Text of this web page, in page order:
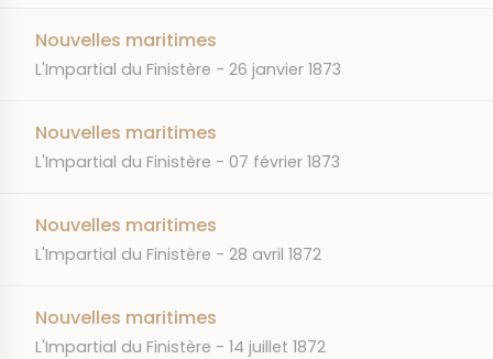
Nouvelles maritimes
JOURNAL
L'Impartial du Finistère DATE
26 janvier 1873
Nouvelles maritimes
JOURNAL
L'Impartial du Finistère DATE
07 février 1873
Nouvelles maritimes
JOURNAL
L'Impartial du Finistère DATE
28 avril 1872
Nouvelles maritimes
JOURNAL
L'Impartial du Finistère DATE
14 juillet 1872